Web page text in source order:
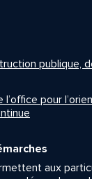
publique,
pour
aux